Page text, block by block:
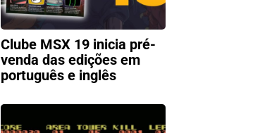
Clube MSX 19 inicia pré-
venda das edições em
português e inglês